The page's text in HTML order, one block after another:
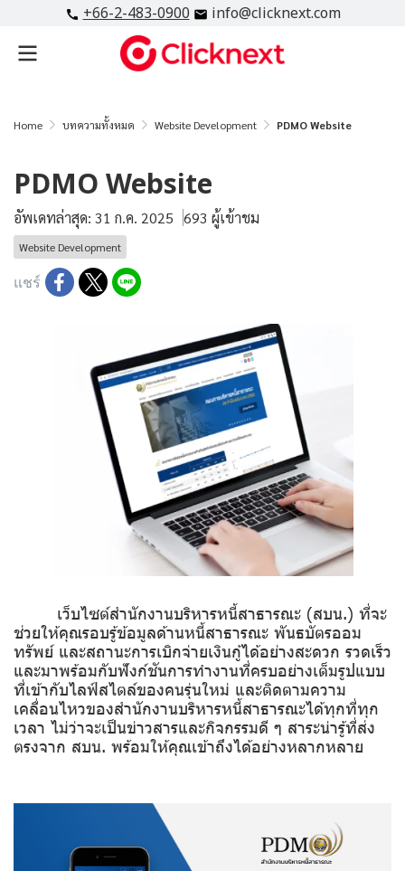
+66-2-483-0900 info@clicknext.com
Home บทความทั้งหมด Website Development PDMO Website
PDMO Website
อัพเดทล่าสุด: 31 ก.ค. 2025 693 ผู้เข้าชม
Website Development
แชร์
เว็บไซต์สำนักงานบริหารหนี้สาธารณะ (สบน.) ที่จะ
ช่วยให้คุณรอบรู้ข้อมูลด้านหนี้สาธารณะ พันธบัตรออม
ทรัพย์ และสถานะการเบิกจ่ายเงินกู้ได้อย่างสะดวก รวดเร็ว
และมาพร้อมกับฟังก์ชันการทำงานที่ครบอย่างเต็มรูปแบบ
ที่เข้ากับไลฟ์สไตล์ของคนรุ่นใหม่ และติดตามความ
เคลื่อนไหวของสำนักงานบริหารหนี้สาธารณะได้ทุกที่ทุก
เวลา ไม่ว่าจะเป็นข่าวสารและกิจกรรมดี ๆ สาระน่ารู้ที่ส่ง
ตรงจาก สบน. พร้อมให้คุณเข้าถึงได้อย่างหลากหลาย